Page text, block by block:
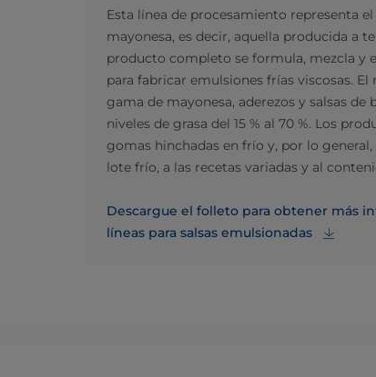
Esta línea de procesamiento representa
mayonesa, es decir, aquella producida a
producto completo se formula, mezcla y
para fabricar emulsiones frías viscosas.
gama de mayonesa, aderezos y salsas
niveles de grasa del 15 % al 70 %. Los
gomas hinchadas en frío y, por lo
lote frío, a las recetas variadas y al
Descargue el folleto para obtener más
líneas para salsas emulsionadas